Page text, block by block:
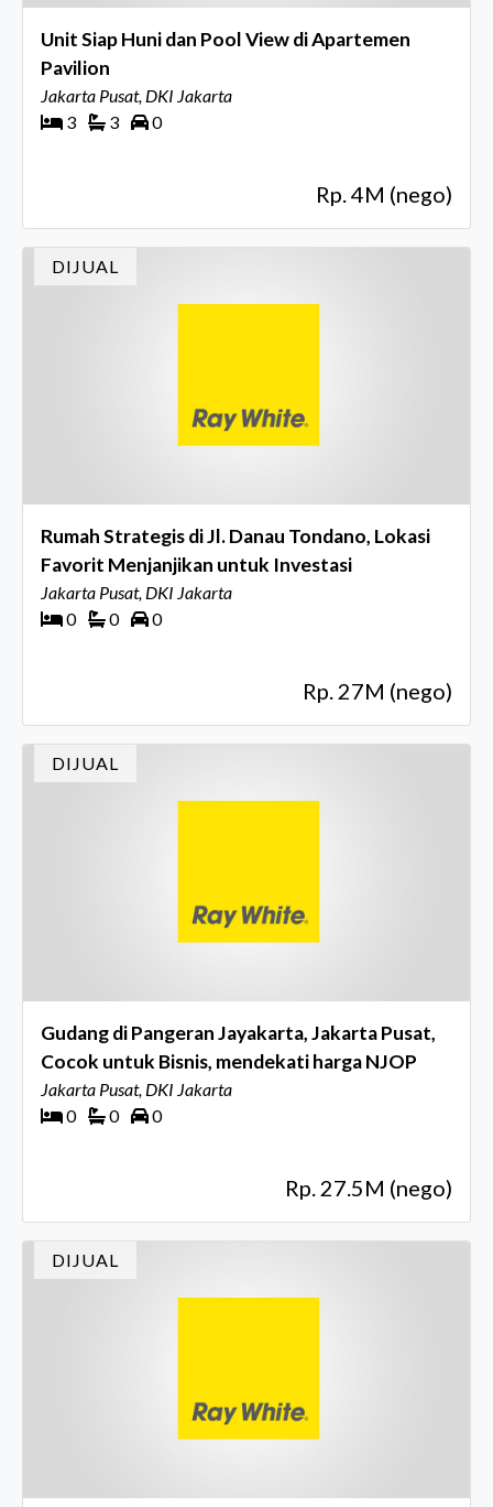
Unit Siap Huni dan Pool View di Apartemen
Pavilion
Jakarta Pusat, DKI Jakarta
3
3 0
Rp. 4M (nego)
DIJUAL
Rumah Strategis di Jl. Danau Tondano, Lokasi
Favorit Menjanjikan untuk Investasi
Jakarta Pusat, DKI Jakarta
0
0 0
Rp. 27M (nego)
DIJUAL
Gudang di Pangeran Jayakarta, Jakarta Pusat,
Cocok untuk Bisnis, mendekati harga NJOP
Jakarta Pusat, DKI Jakarta
0
0 0
Rp. 27.5M (nego)
DIJUAL